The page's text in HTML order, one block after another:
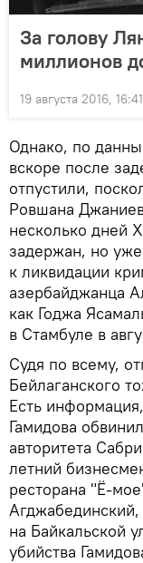
За голову
миллионов
19 августа 2016, 16:41
Однако, по
вскоре после
отпустили,
Ровшана
несколько дней
задержан, но
к ликвидации
азербайджанца
как Годжа
в Стамбуле в
Судя по всему,
Бейлаганского
Есть
Гамидова
авторитета
летний
ресторана "Ё-
на Байкальской
убийства